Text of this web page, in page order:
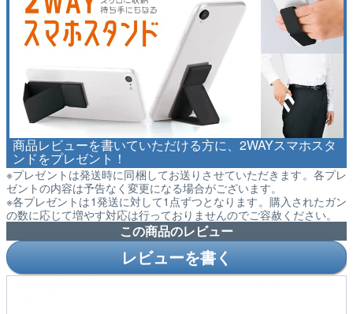
商品レビューを書いていただける方に、2WAYスマホスタ
ンドをプレゼント！
※プレゼントは発送時に同梱してお送りさせていただきます。各プレ
ゼントの内容は予告なく変更になる場合がございます。
※各プレゼントは1発送に対して1点ずつとなります。購入されたガン
の数に応じて増やす対応は行っておりませんのでご容赦ください。
この商品のレビュー
レビューを書く